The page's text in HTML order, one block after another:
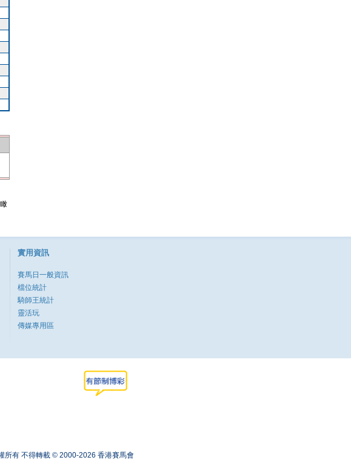
實用資訊
賽馬日一般資訊
檔位統計
騎師王統計
靈活玩
傳媒專用區
所有 不得轉載 © 2000-2026 香港賽馬會